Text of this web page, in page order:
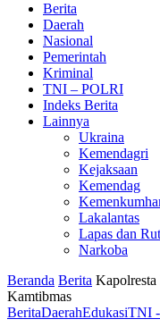
Berita
Daerah
Nasional
Pemerintah
Kriminal
TNI – POLRI
Indeks Berita
Lainnya
Ukraina
Kemendagri
Kejaksaan
Kemendag
Lakalantas
Lapas dan
Narkoba
Beranda Berita Kapolresta
Kamtibmas
BeritaDaerahEdukasiTNI